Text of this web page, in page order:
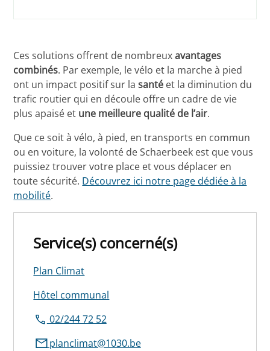
Ces solutions offrent de nombreuxavantages
combinés. Par exemple, le vélo et la marche à pied
ont un impact positif sur lasanté et la diminution du
trafic routier qui en découle offre un cadre de vie
plus apaisé et une meilleure qualité de l’air.
Que ce soit à vélo, à pied, en transports en commun
ou en voiture, la volonté de Schaerbeek est que vous
puissiez trouver votre place et vous déplacer en
toute sécurité. Découvrez ici notre page dédiée à la
mobilité.
Service(s) concerné(s)
Plan Climat
Hôtel communal
02/244 72 52
planclimat@1030.be